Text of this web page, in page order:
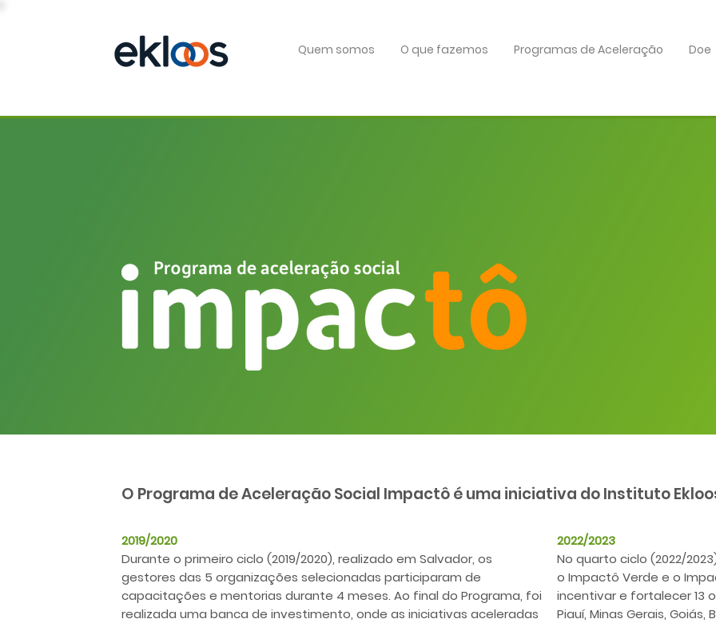
Quem somos O que fazemos Programas de Aceleração Doe
O Programa de Aceleração Social Impactô é uma iniciativa do Instituto
2019/2020
Durante o primeiro ciclo (2019/2020), realizado em Salvador, os
gestores das 5 organizações selecionadas participaram de
capacitações e mentorias durante 4 meses. Ao final do Programa, foi
realizada uma banca de investimento, onde as iniciativas aceleradas
2022/2023
No quarto ciclo (2022/
o Impactô Verde e o
incentivar e fortalecer 13
Piauí, Minas Gerais, Goiás,